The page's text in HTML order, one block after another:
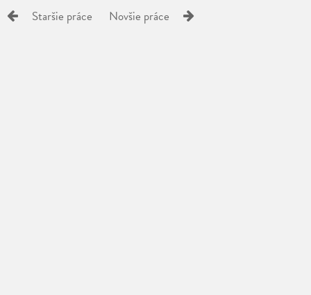
Staršie práce Novšie práce